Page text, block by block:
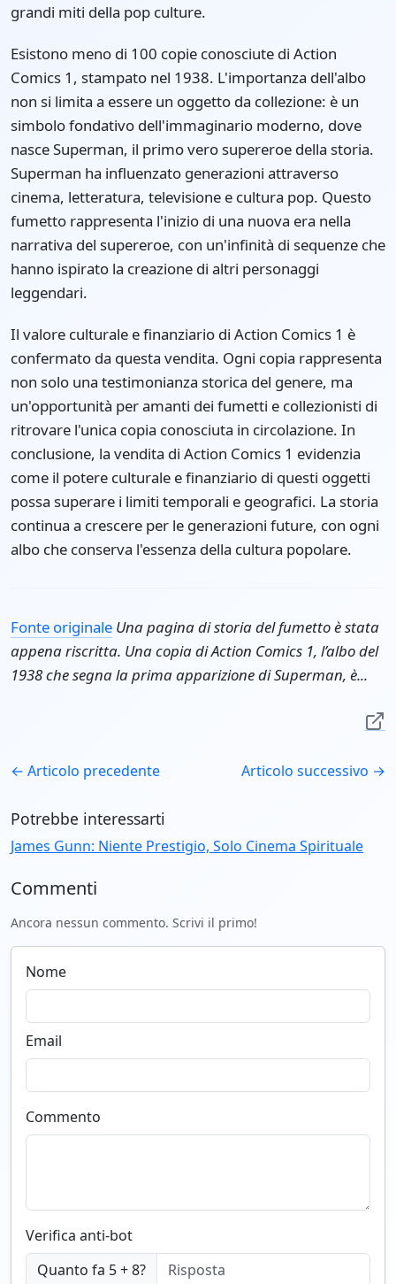
grandi miti della pop culture.
Esistono meno di 100 copie conosciute di Action
Comics 1, stampato nel 1938. L'importanza dell'albo
non si limita a essere un oggetto da collezione: è un
simbolo fondativo dell'immaginario moderno, dove
nasce Superman, il primo vero supereroe della storia.
Superman ha influenzato generazioni attraverso
cinema, letteratura, televisione e cultura pop. Questo
fumetto rappresenta l'inizio di una nuova era nella
narrativa del supereroe, con un'infinità di sequenze che
hanno ispirato la creazione di altri personaggi
leggendari.
Il valore culturale e finanziario di Action Comics 1 è
confermato da questa vendita. Ogni copia rappresenta
non solo una testimonianza storica del genere, ma
un'opportunità per amanti dei fumetti e collezionisti di
ritrovare l'unica copia conosciuta in circolazione. In
conclusione, la vendita di Action Comics 1 evidenzia
come il potere culturale e finanziario di questi oggetti
possa superare i limiti temporali e geografici. La storia
continua a crescere per le generazioni future, con ogni
albo che conserva l'essenza della cultura popolare.
Fonte originale Una pagina di storia del fumetto è stata
appena riscritta. Una copia di Action Comics 1, l’albo del
1938 che segna la prima apparizione di Superman, è...
← Articolo precedente Articolo successivo →
Potrebbe interessarti
James Gunn: Niente Prestigio, Solo Cinema Spirituale
Commenti
Ancora nessun commento. Scrivi il primo!
Nome
Email
Commento
Verifica anti-bot
Quanto fa 5 + 8?